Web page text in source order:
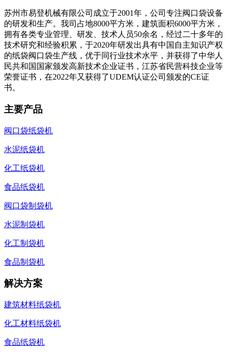
苏州市易登机械有限公司成立于2001年，公司专注阀口袋设备
的研发和生产。我司占地8000平方米，建筑面积6000平方米，
拥有各类专业管理、研发、技术人员50余名，经过二十多年的
技术研究和经验积累，于2020年研发出具有中国自主知识产权
的纸袋阀口袋生产线，优于同行业技术水平，并获得了中华人
民共和国国家颁发高新技术企业证书，江苏省民营科技企业等
荣誉证书，在2022年又获得了UDEM认证公司颁发的CE证
书。
主要产品
阀口袋纸袋机
水泥纸袋机
化工纸袋机
食品纸袋机
阀口袋制袋机
水泥制袋机
化工制袋机
食品制袋机
解决方案
建筑材料纸袋机
化工材料纸袋机
食品纸袋机